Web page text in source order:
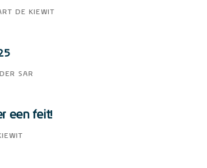
DE KIEWIT
SAR
een feit!